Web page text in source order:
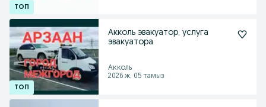
Акколь эвакуатор, услуга
эвакуатора
Акколь
2026 ж. 05 тамыз